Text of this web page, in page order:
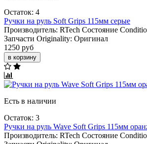
Остаток: 4
Ручки на руль Soft Grips 115мм серые
Производитель: RTech Состояние
Запчасти Originality: Оригинал
1250 руб
в корзину
Есть в наличии
Остаток: 3
Ручки на руль Wave Soft Grips 115мм
Производитель: RTech Состояние